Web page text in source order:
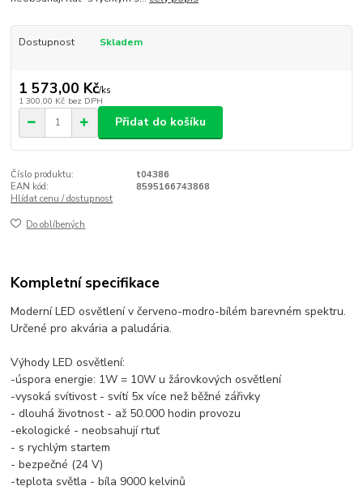
Dostupnost Skladem
1 573,00 Kč/ks
1 300,00 Kč bez DPH
Přidat do košíku
Číslo produktu:
t04386
EAN kód:
8595166743868
Hlídat cenu / dostupnost
Do oblíbených
Kompletní specifikace
Moderní LED osvětlení v červeno-modro-bílém barevném spektru.
Určené pro akvária a paludária.
Výhody LED osvětlení:
-úspora energie: 1W = 10W u žárovkových osvětlení
-vysoká svítivost - svítí 5x více než běžné zářivky
- dlouhá životnost - až 50.000 hodin provozu
-ekologické - neobsahují rtuť
- s rychlým startem
- bezpečné (24 V)
-teplota světla - bíla 9000 kelvinů